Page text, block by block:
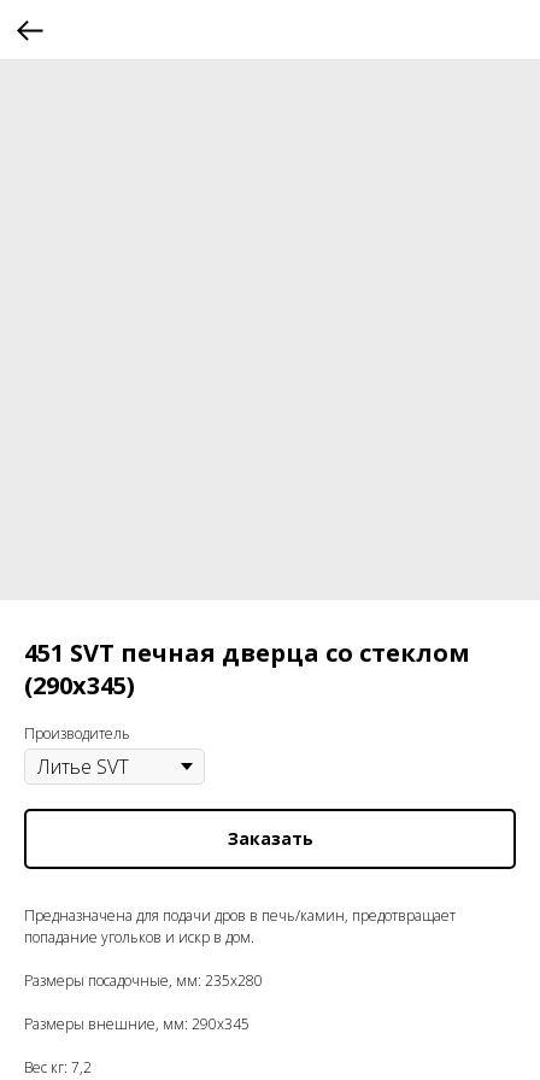
451 SVT печная дверца со стеклом
(290x345)
Производитель
Заказать
Предназначена для подачи дров в печь/камин, предотвращает
попадание угольков и искр в дом.
Размеры посадочные, мм: 235x280
Размеры внешние, мм: 290x345
Вес кг: 7,2